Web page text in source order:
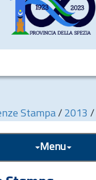
Stampa / 2013 /
Menu